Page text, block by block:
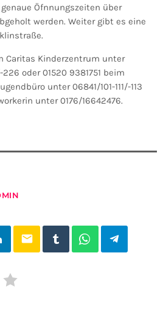
Öfnnungszeiten über
werden. Weiter gibt es eine
Caritas Kinderzentrum unter
oder 01520 9381751 beim
unter 06841/101-111/-113
unter 0176/16642476.
email